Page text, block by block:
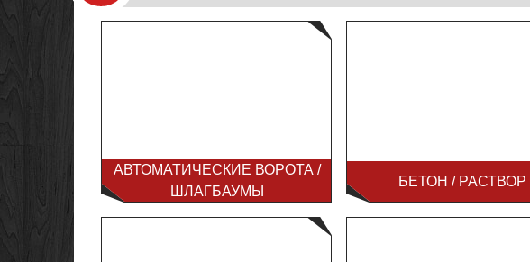
АВТОМАТИЧЕСКИЕ ВОРОТА /
ШЛАГБАУМЫ
БЕТОН / РАСТВОР